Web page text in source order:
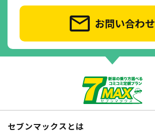
お問い合わせ
セブンマックスとは